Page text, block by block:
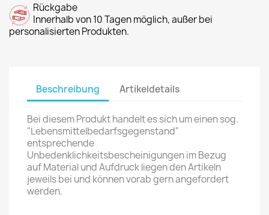
Rückgabe
Innerhalb von 10 Tagen möglich, außer bei
personalisierten Produkten.
Beschreibung Artikeldetails
Bei diesem Produkt handelt es sich um einen sog.
"Lebensmittelbedarfsgegenstand"
entsprechende
Unbedenklichkeitsbescheinigungen im Bezug
auf Material und Aufdruck liegen den Artikeln
jeweils bei und können vorab gern angefordert
werden.